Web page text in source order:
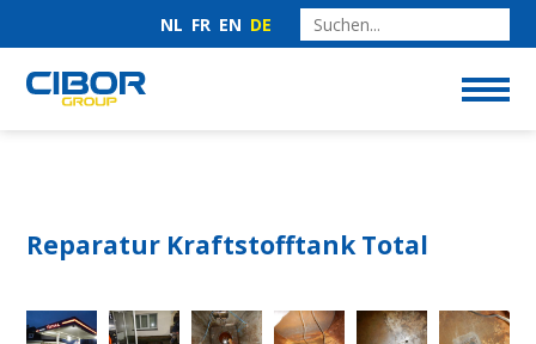
NL FR EN DE
Reparatur Kraftstofftank Total